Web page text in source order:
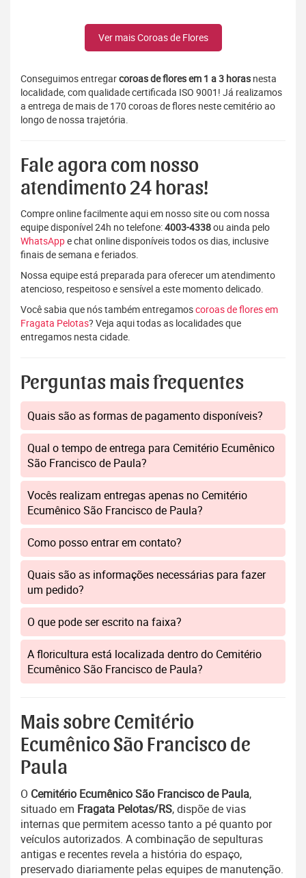
Ver mais Coroas de Flores
Conseguimos entregarcoroas de flores em 1 a 3 horas nesta
localidade, com qualidade certificada ISO 9001! Já realizamos
a entrega de mais de 170 coroas de flores neste cemitério ao
longo de nossa trajetória.
Fale agora com nosso
atendimento 24 horas!
Compre online facilmente aqui em nosso site ou com nossa
equipe disponível 24h no telefone:4003-4338ou ainda pelo
WhatsAppe chat online disponíveis todos os dias, inclusive
finais de semana e feriados.
Nossa equipe está preparada para oferecer um atendimento
atencioso, respeitoso e sensível a este momento delicado.
Você sabia que nós também entregamoscoroas de flores em
Fragata Pelotas? Veja aqui todas as localidades que
entregamos nesta cidade.
Perguntas mais frequentes
Quais são as formas de pagamento disponíveis?
Qual o tempo de entrega para Cemitério Ecumênico
São Francisco de Paula?
Vocês realizam entregas apenas no Cemitério
Ecumênico São Francisco de Paula?
Como posso entrar em contato?
Quais são as informações necessárias para fazer
um pedido?
O que pode ser escrito na faixa?
A floricultura está localizada dentro do Cemitério
Ecumênico São Francisco de Paula?
Mais sobre Cemitério
Ecumênico São Francisco de
Paula
O Cemitério Ecumênico São Francisco de Paula,
situado em Fragata Pelotas/RS, dispõe de vias
internas que permitem acesso tanto a pé quanto por
veículos autorizados. A combinação de sepulturas
antigas e recentes revela a história do espaço,
preservado diariamente pelas equipes de manutenção.